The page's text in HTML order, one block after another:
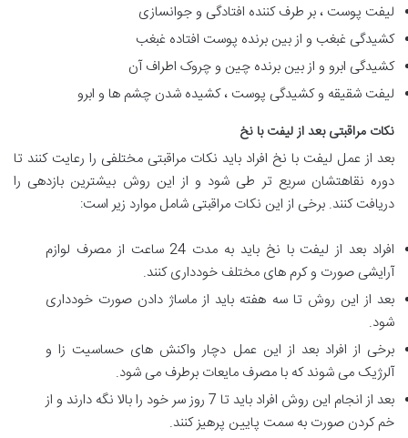
لیفت پوست ، بر طرف کننده افتادگی و جوانسازی
کشیدگی غبغب و از بین برنده پوست افتاده غبغب
کشیدگی ابرو و از بین برنده چین و چروک اطراف آن
لیفت شقیقه و کشیدگی پوست ، کشیده شدن چشم ها و ابرو
نکات مراقبتی بعد از لیفت با نخ
بعد از عمل لیفت با نخ افراد باید نکات مراقبتی مختلفی را رعایت کنند تا
دوره نقاهتشان سریع تر طی شود و از این روش بیشترین بازدهی را
دریافت کنند. برخی از این نکات مراقبتی شامل موارد زیر است:
افراد بعد از لیفت با نخ باید به مدت 24 ساعت از مصرف لوازم
آرایشی صورت و کرم های مختلف خودداری کنند.
بعد از این روش تا سه هفته باید از ماساژ دادن صورت خودداری
شود.
برخی از افراد بعد از این عمل دچار واکنش های حساسیت زا و
آلرژیک می شوند که با مصرف مایعات برطرف می شود.
بعد از انجام این روش افراد باید تا 7 روز سر خود را بالا نگه دارند و از
خم کردن صورت به سمت پایین پرهیز کنند.